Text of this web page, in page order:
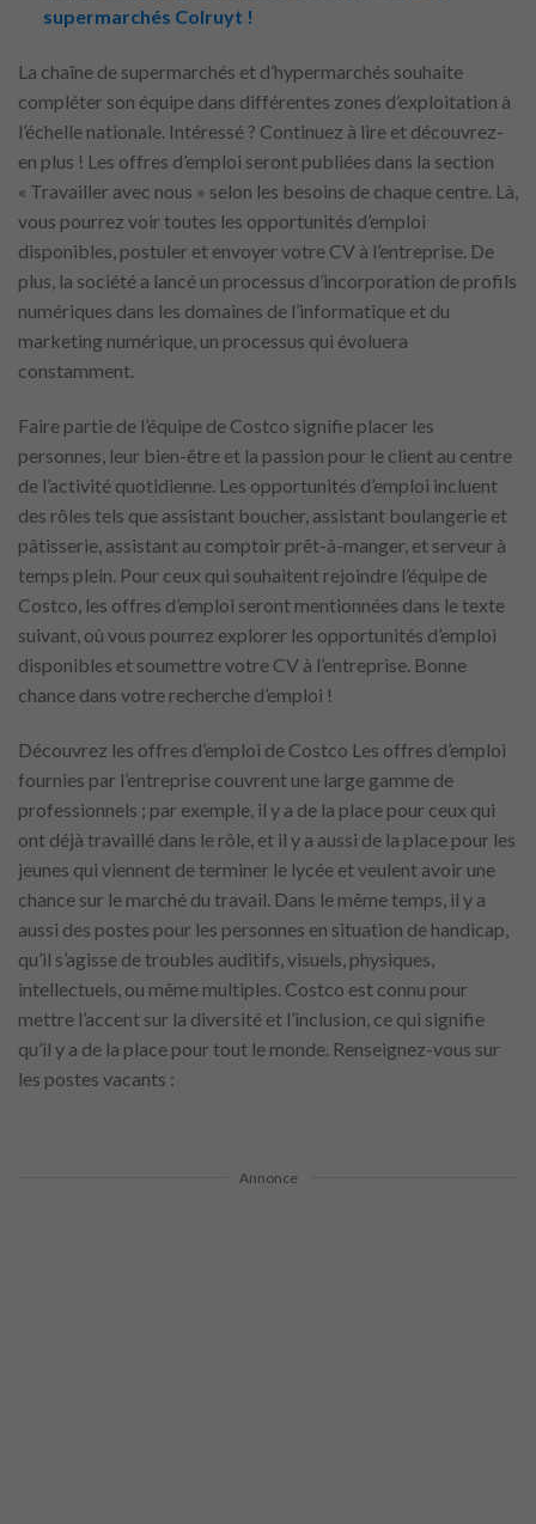
supermarchés Colruyt !
La chaîne de supermarchés et d’hypermarchés souhaite
compléter son équipe dans différentes zones d’exploitation à
l’échelle nationale. Intéressé ? Continuez à lire et découvrez-
en plus ! Les offres d’emploi seront publiées dans la section
« Travailler avec nous » selon les besoins de chaque centre. Là,
vous pourrez voir toutes les opportunités d’emploi
disponibles, postuler et envoyer votre CV à l’entreprise. De
plus, la société a lancé un processus d’incorporation de profils
numériques dans les domaines de l’informatique et du
marketing numérique, un processus qui évoluera
constamment.
Faire partie de l’équipe de Costco signifie placer les
personnes, leur bien-être et la passion pour le client au centre
de l’activité quotidienne. Les opportunités d’emploi incluent
des rôles tels que assistant boucher, assistant boulangerie et
pâtisserie, assistant au comptoir prêt-à-manger, et serveur à
temps plein. Pour ceux qui souhaitent rejoindre l’équipe de
Costco, les offres d’emploi seront mentionnées dans le texte
suivant, où vous pourrez explorer les opportunités d’emploi
disponibles et soumettre votre CV à l’entreprise. Bonne
chance dans votre recherche d’emploi !
Découvrez les offres d’emploi de Costco Les offres d’emploi
fournies par l’entreprise couvrent une large gamme de
professionnels ; par exemple, il y a de la place pour ceux qui
ont déjà travaillé dans le rôle, et il y a aussi de la place pour les
jeunes qui viennent de terminer le lycée et veulent avoir une
chance sur le marché du travail. Dans le même temps, il y a
aussi des postes pour les personnes en situation de handicap,
qu’il s’agisse de troubles auditifs, visuels, physiques,
intellectuels, ou même multiples. Costco est connu pour
mettre l’accent sur la diversité et l’inclusion, ce qui signifie
qu’il y a de la place pour tout le monde. Renseignez-vous sur
les postes vacants :
Annonce